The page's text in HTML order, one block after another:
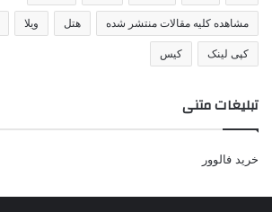
مشاهده کلیه مقالات منتشر شده هتل ویلا
کپی لینک کیس
تبلیغات متنی
خرید فالوور